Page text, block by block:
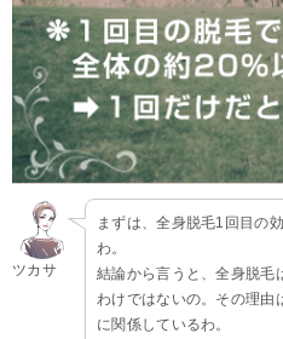
ツカサ
まずは、全身脱毛1回目の
わ。
結論から言うと、全身脱毛
わけではないの。その理由
に関係しているわ。